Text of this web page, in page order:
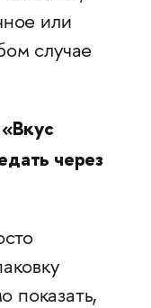
или
случае
через
показать,